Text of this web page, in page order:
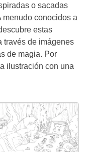
o sacadas
menudo conocidos a
estas
través de imágenes
de magia. Por
ilustración con una